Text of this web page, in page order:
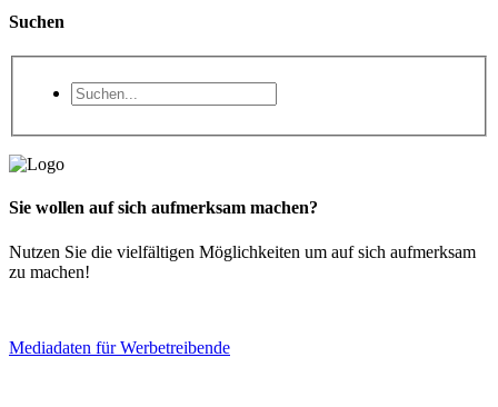
Suchen
Sie wollen auf sich aufmerksam machen?
Nutzen Sie die vielfältigen Möglichkeiten um auf sich aufmerksam
zu machen!
Mediadaten für Werbetreibende